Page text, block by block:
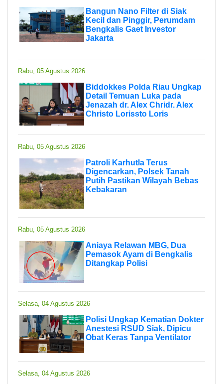
Bangun Nano Filter di Siak
Kecil dan Pinggir, Perumdam
Bengkalis Gaet Investor
Jakarta
Rabu, 05 Agustus 2026
Biddokkes Polda Riau Ungkap
Detail Temuan Luka pada
Jenazah dr. Alex Chridr. Alex
Christo Lorissto Loris
Rabu, 05 Agustus 2026
Patroli Karhutla Terus
Digencarkan, Polsek Tanah
Putih Pastikan Wilayah Bebas
Kebakaran
Rabu, 05 Agustus 2026
Aniaya Relawan MBG, Dua
Pemasok Ayam di Bengkalis
Ditangkap Polisi
Selasa, 04 Agustus 2026
Polisi Ungkap Kematian Dokter
Anestesi RSUD Siak, Dipicu
Obat Keras Tanpa Ventilator
Selasa, 04 Agustus 2026